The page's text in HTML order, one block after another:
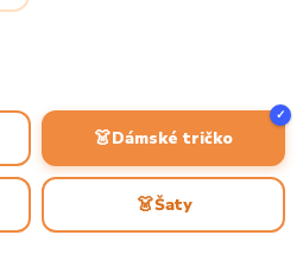
👗Dámské tričko
✓
👗Šaty